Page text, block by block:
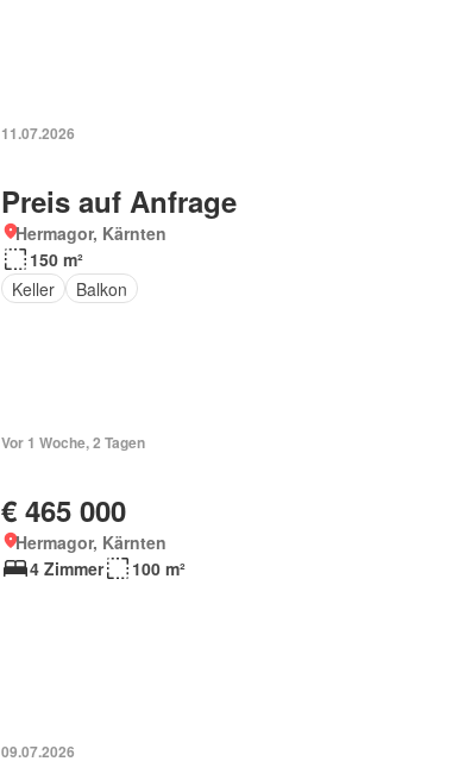
11.07.2026
Preis auf Anfrage
Hermagor, Kärnten
150 m²
Keller
Balkon
Vor 1 Woche, 2 Tagen
€ 465 000
Hermagor, Kärnten
4 Zimmer
100 m²
09.07.2026